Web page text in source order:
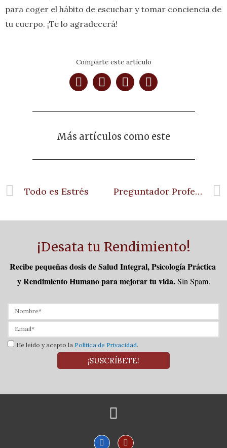
para coger el hábito de escuchar y tomar conciencia de
tu cuerpo. ¡Te lo agradecerá!
Comparte este artículo
Más artículos como este
Todo es Estrés Preguntador Profesional
¡Desata tu Rendimiento!
Recibe pequeñas dosis de Salud Integral, Psicología Práctica
y Rendimiento Humano para mejorar tu vida. Sin Spam.
He leído y acepto la Política de Privacidad.
¡SUSCRÍBETE!